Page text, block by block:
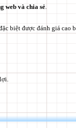
web và chia sẻ
biệt được đánh giá cao b